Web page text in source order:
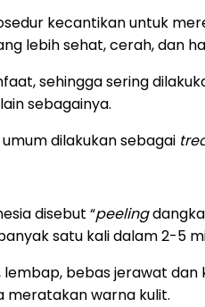
kecantikan untuk
lebih sehat, cerah, dan
sehingga sering
sebagainya.
dilakukan sebagai
disebut “peeling
satu kali dalam 2-5
bebas jerawat
meratakan warna kulit.